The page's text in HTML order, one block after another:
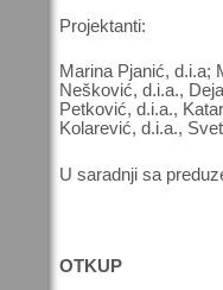
Projektanti:
Marina Pjanić, d.i.a;
Nešković, d.i.a.,
Petković, d.i.a.,
Kolarević, d.i.a.,
U saradnji sa
OTKUP